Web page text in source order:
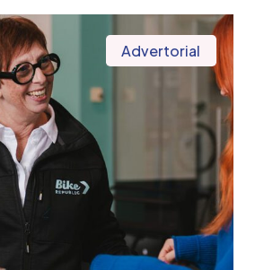
Advertorial